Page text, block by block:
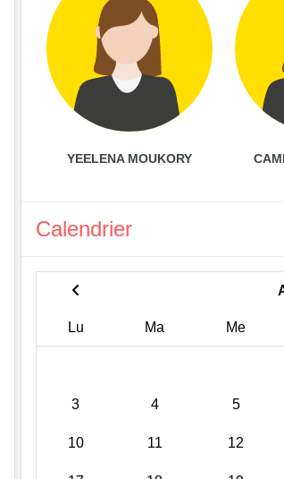
YEELENA MOUKORY
Calendrier
Lu Ma Me
3 4 5
10 11 12